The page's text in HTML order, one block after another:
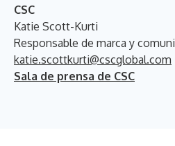
CSC
Katie Scott-Kurti
Responsable de marca y
katie.scottkurti@cscglobal.com
Sala de prensa de CSC